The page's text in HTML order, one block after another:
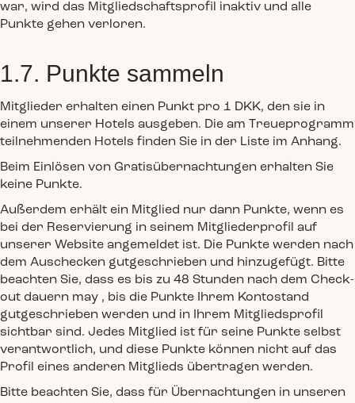
war, wird das Mitgliedschaftsprofil inaktiv und alle
Punkte gehen verloren.
1.7. Punkte sammeln
Mitglieder erhalten einen Punkt pro 1 DKK, den sie in
einem unserer Hotels ausgeben. Die am Treueprogramm
teilnehmenden Hotels finden Sie in der Liste im Anhang.
Beim Einlösen von Gratisübernachtungen erhalten Sie
keine Punkte.
Außerdem erhält ein Mitglied nur dann Punkte, wenn es
bei der Reservierung in seinem Mitgliederprofil auf
unserer Website angemeldet ist. Die Punkte werden nach
dem Auschecken gutgeschrieben und hinzugefügt. Bitte
beachten Sie, dass es bis zu 48 Stunden nach dem Check-
out dauern may , bis die Punkte Ihrem Kontostand
gutgeschrieben werden und in Ihrem Mitgliedsprofil
sichtbar sind. Jedes Mitglied ist für seine Punkte selbst
verantwortlich, und diese Punkte können nicht auf das
Profil eines anderen Mitglieds übertragen werden.
Bitte beachten Sie, dass für Übernachtungen in unseren